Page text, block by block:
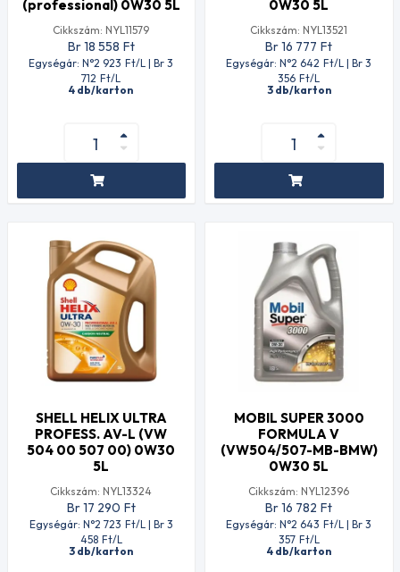
(professional) 0W30 5L
Cikkszám: NYL11579
Br 18 558 Ft
Egységár: N°2 923 Ft/L | Br 3
712 Ft/L
4 db/karton
0W30 5L
Cikkszám: NYL13521
Br 16 777 Ft
Egységár: N°2 642 Ft/L | Br 3
356 Ft/L
3 db/karton
SHELL HELIX ULTRA
PROFESS. AV-L (VW
504 00 507 00) 0W30
5L
Cikkszám: NYL13324
Br 17 290 Ft
Egységár: N°2 723 Ft/L | Br 3
458 Ft/L
3 db/karton
MOBIL SUPER 3000
FORMULA V
(VW504/507-MB-BMW)
0W30 5L
Cikkszám: NYL12396
Br 16 782 Ft
Egységár: N°2 643 Ft/L | Br 3
357 Ft/L
4 db/karton